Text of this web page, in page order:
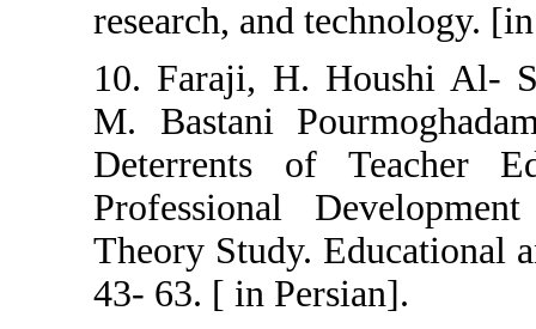
research, and
10. Faraji, H.
M. Bastani
Deterrents of
Professional
Theory Study.
43- 63. [ in